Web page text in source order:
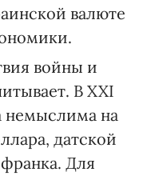
валюте
войны и
В XXI
немыслима на
датской
Для